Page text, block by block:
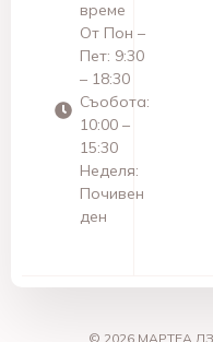
време
От Пон –
Пет: 9:30
– 18:30
Съобота:
10:00 –
15:30
Неделя:
Почивен
ден
© 2026 МАРТЕА